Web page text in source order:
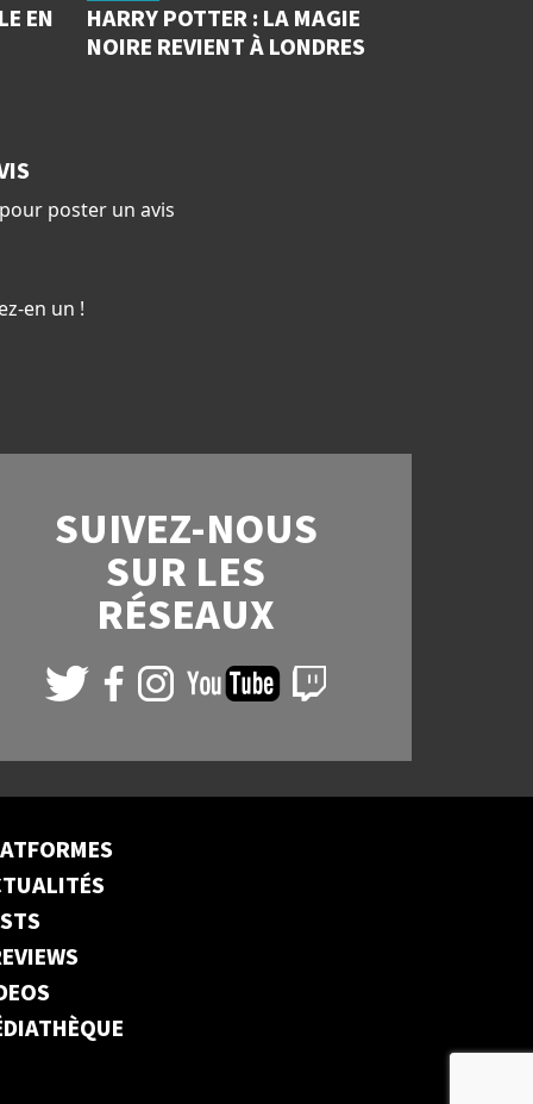
EN
HARRY POTTER : LA MAGIE
NOIRE REVIENT À LONDRES
poster un avis
en un !
SUIVEZ-NOUS
SUR LES
RÉSEAUX